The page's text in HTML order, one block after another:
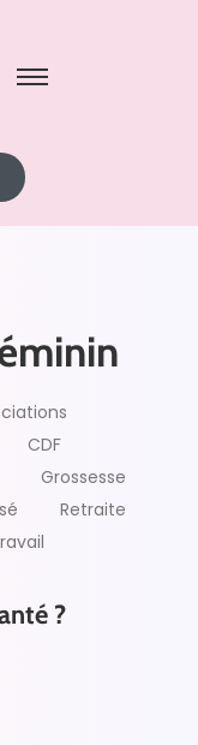
CDF
Grossesse
Retraite
?